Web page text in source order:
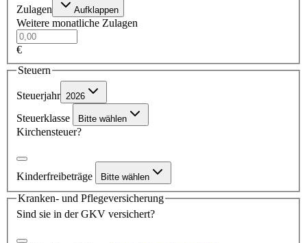
Zulagen Aufklappen
Weitere monatliche Zulagen
€
Steuern
Steuerjahr 2026
Steuerklasse Bitte wählen
Kirchensteuer?
Kinderfreibeträge Bitte wählen
Kranken- und Pflegeversicherung
Sind sie in der GKV versichert?